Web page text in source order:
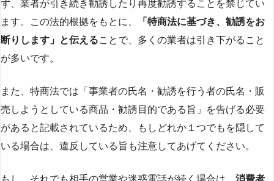
ず、業者が引き続き勧誘したり再度勧誘することを禁じてい
ます。この法的根拠をもとに、
「特商法に基づき、勧誘をお
断りします」と伝えることで、多くの業者は引き下がること
が多いです​​。
また、特商法では「事業者の氏名・勧誘を行う者の氏名・販
売しようとしている商品・勧誘目的である旨」を告げる必要
があると記載されているため、もしどれか１つでもを隠して
いる場合は、違反している旨も注意してあげてください。